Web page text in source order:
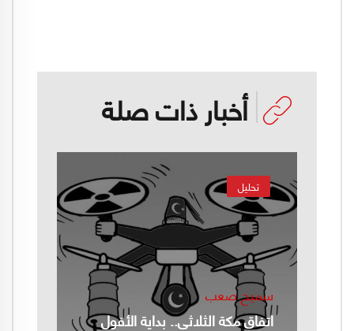
أخبار ذات صلة
تحليل
سميح صعب
اتفاق مكة الثلاثي.. بداية الأفول